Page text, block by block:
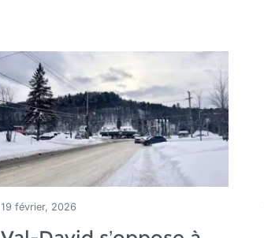
19 février, 2026